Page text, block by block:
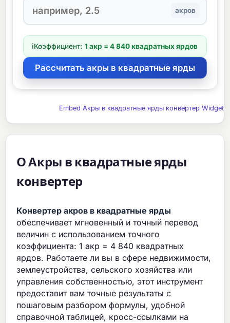
акров
ℹКоэффициент:1 акр = 4 840 квадратных ярдов
Embed Акры в квадратные ярды конвертер Widget
О Акры в квадратные ярды
конвертер
Конвертер акров в квадратные ярды
обеспечивает мгновенный и точный перевод
величин с использованием точного
коэффициента: 1 акр = 4 840 квадратных
ярдов. Работаете ли вы в сфере недвижимости,
землеустройства, сельского хозяйства или
управления собственностью, этот инструмент
предоставит вам точные результаты с
пошаговым разбором формулы, удобной
справочной таблицей, кросс-ссылками на